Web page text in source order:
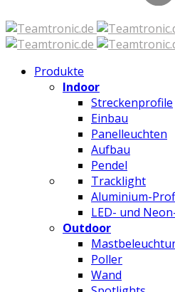
Zum
Inhalt
Produkte
Indoor
Streckenprofile
Einbau
Panelleuchten
Aufbau
Pendel
Tracklight
Aluminium-
LED- und
Outdoor
Poller
Wand